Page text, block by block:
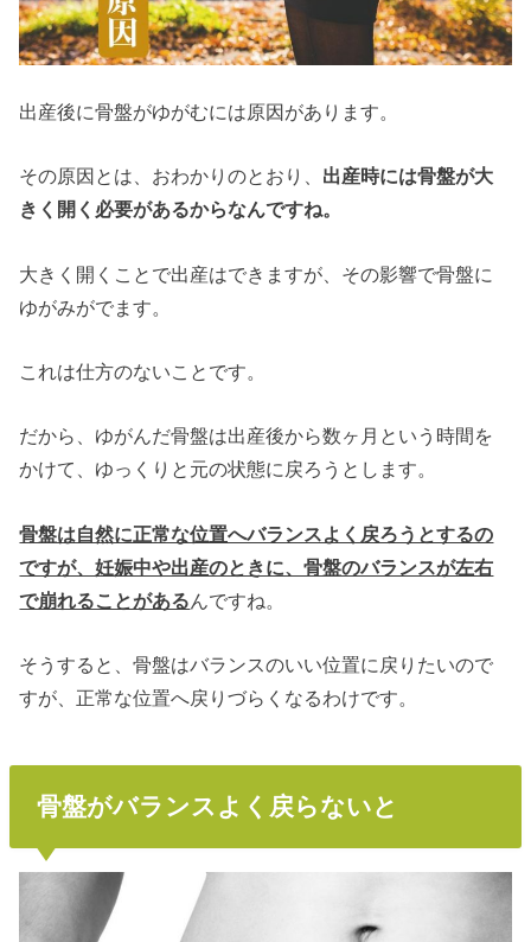
出産後に骨盤がゆがむには原因があります。
その原因とは、おわかりのとおり、 出産時には骨盤が大
きく開く必要があるからなんですね。
大きく開くことで出産はできますが、その影響で骨盤に
ゆがみがでます。
これは仕方のないことです。
だから、ゆがんだ骨盤は出産後から数ヶ月という時間を
かけて、ゆっくりと元の状態に戻ろうとします。
骨盤は自然に正常な位置へバランスよく戻ろうとするの
ですが、妊娠中や出産のときに、骨盤のバランスが左右
で崩れることがあるんですね。
そうすると、骨盤はバランスのいい位置に戻りたいので
すが、正常な位置へ戻りづらくなるわけです。
骨盤がバランスよく戻らないと